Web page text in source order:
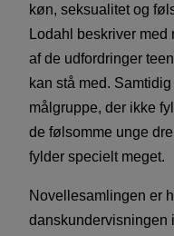
køn, seksualitet og
Lodahl beskriver
af de udfordringer
kan stå med.
målgruppe, der ikke
de følsomme unge
fylder specielt meget.
Novellesamlingen er
danskundervisningen